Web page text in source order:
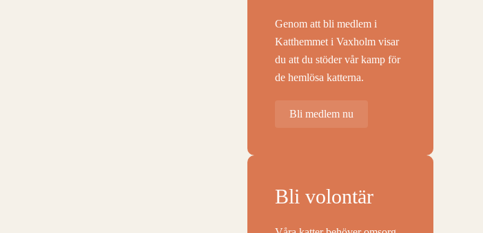
Genom att bli medlem i
Katthemmet i Vaxholm visar
du att du stöder vår kamp för
de hemlösa katterna.
Bli medlem nu
Bli volontär